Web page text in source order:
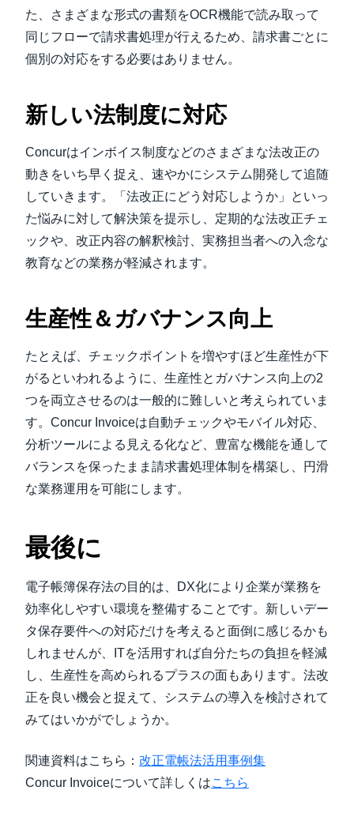
た、さまざまな形式の書類をOCR機能で読み取って
同じフローで請求書処理が行えるため、請求書ごとに
個別の対応をする必要はありません。
新しい法制度に対応
Concurはインボイス制度などのさまざまな法改正の
動きをいち早く捉え、速やかにシステム開発して追随
していきます。「法改正にどう対応しようか」といっ
た悩みに対して解決策を提示し、定期的な法改正チェ
ックや、改正内容の解釈検討、実務担当者への入念な
教育などの業務が軽減されます。
生産性＆ガバナンス向上
たとえば、チェックポイントを増やすほど生産性が下
がるといわれるように、生産性とガバナンス向上の2
つを両立させるのは一般的に難しいと考えられていま
す。Concur Invoiceは自動チェックやモバイル対応、
分析ツールによる見える化など、豊富な機能を通して
バランスを保ったまま請求書処理体制を構築し、円滑
な業務運用を可能にします。
最後に
電子帳簿保存法の目的は、DX化により企業が業務を
効率化しやすい環境を整備することです。新しいデー
タ保存要件への対応だけを考えると面倒に感じるかも
しれませんが、ITを活用すれば自分たちの負担を軽減
し、生産性を高められるプラスの面もあります。法改
正を良い機会と捉えて、システムの導入を検討されて
みてはいかがでしょうか。
関連資料はこちら： 改正電帳法活用事例集
Concur Invoiceについて詳しくはこちら